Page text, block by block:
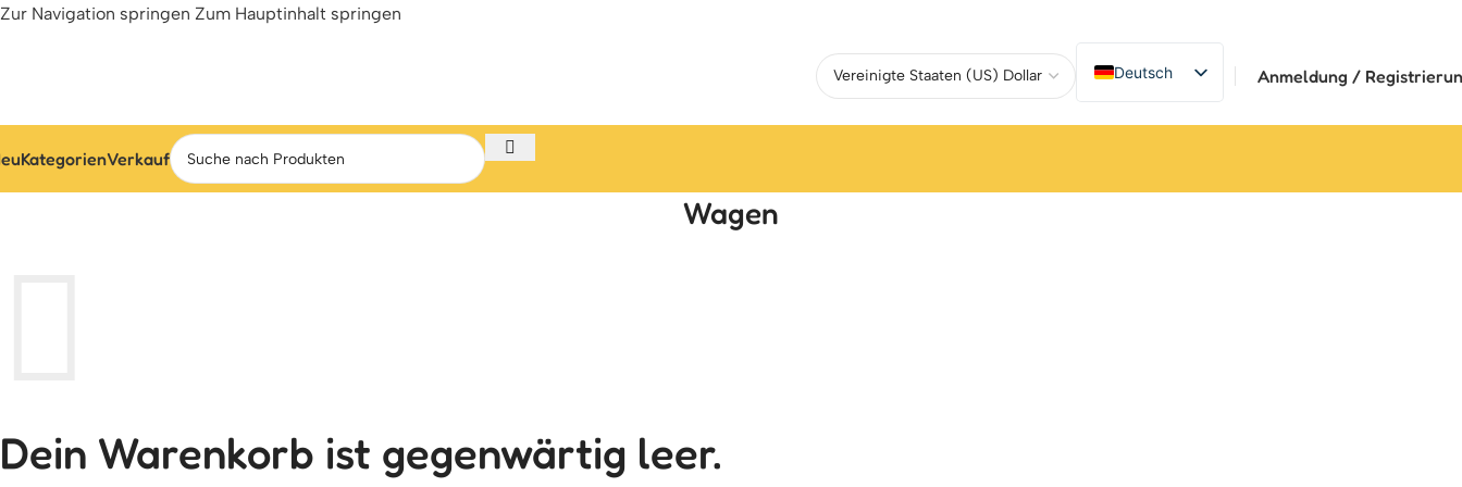
Zur Navigation springen Zum Hauptinhalt springen
Deutsch
English
Anmeldung /
KategorienVerkauf
Wagen
Dein Warenkorb ist gegenwärtig leer.